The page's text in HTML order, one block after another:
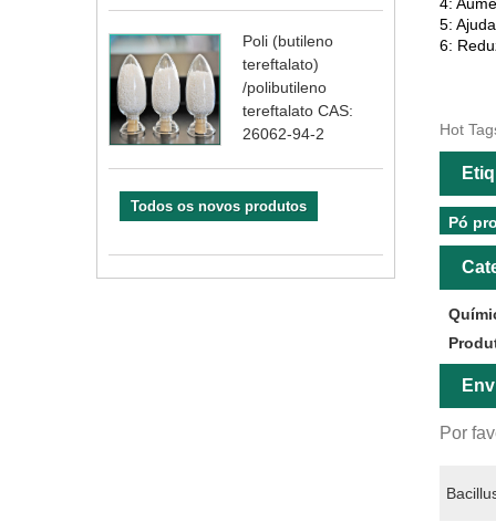
Poli (butileno
tereftalato)
/polibutileno
tereftalato CAS:
26062-94-2
Todos os novos produtos
5:
6:
Hot
Pó
Por